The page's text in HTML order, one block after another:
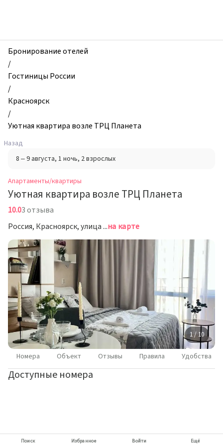
и
квартиры,
Уютная
квартира
возле
ТРЦ
Планета,
Красноярск,
Россия
Бронирование отелей
/
Гостиницы России
/
Красноярск
/
Уютная квартира возле ТРЦ Планета
Назад
8 – 9 августа, 1 ночь, 2 взрослых
Апартаменты/квартиры
Уютная квартира возле ТРЦ Планета
10.03 отзыва
Россия, Красноярск, улица Петра Подзолкова, 26на карте
1 / 10
Номера Объект Отзывы Правила Удобства
Доступные номера
Поиск Избранное Войти Ещё